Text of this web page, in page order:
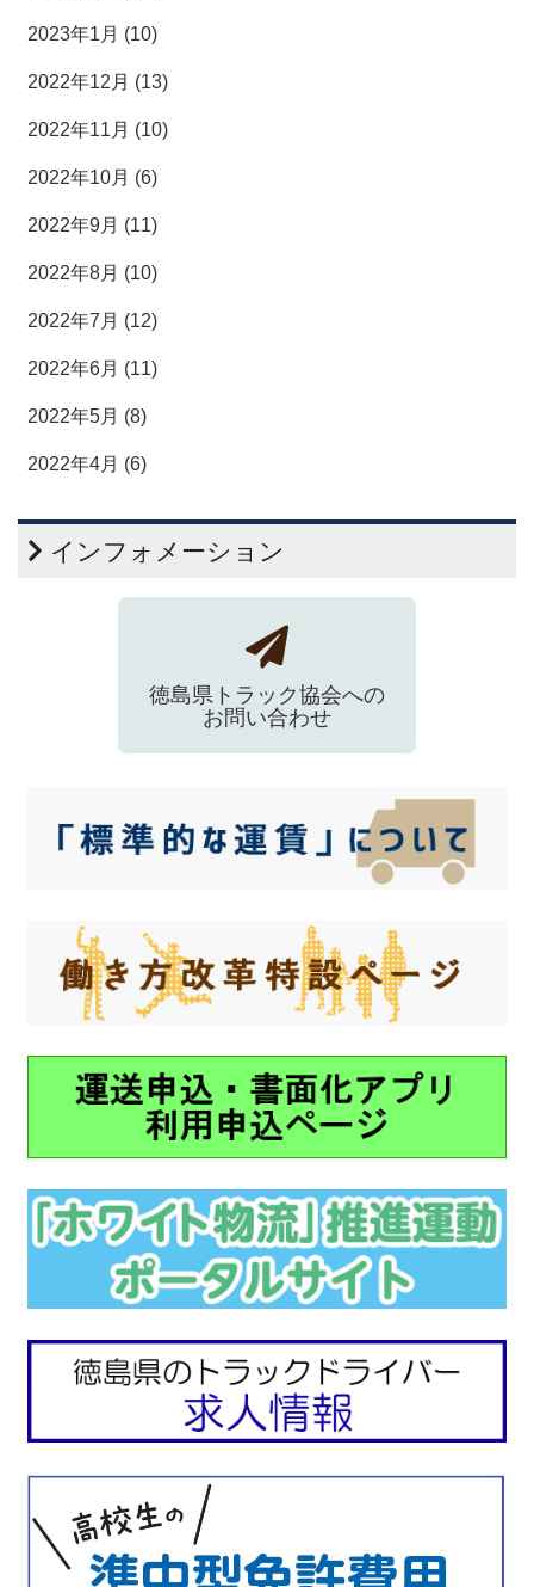
2023年1月 (10)
2022年12月 (13)
2022年11月 (10)
2022年10月 (6)
2022年9月 (11)
2022年8月 (10)
2022年7月 (12)
2022年6月 (11)
2022年5月 (8)
2022年4月 (6)
インフォメーション
徳島県トラック協会への
お問い合わせ